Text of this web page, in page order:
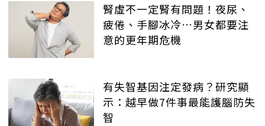
腎虛不一定腎有問題！夜尿、
疲倦、手腳冰冷…男女都要注
意的更年期危機
有失智基因注定發病？研究顯
示：越早做7件事最能護腦防失
智